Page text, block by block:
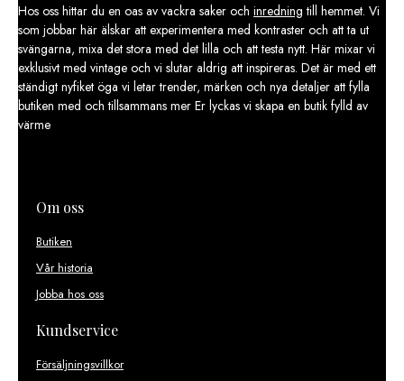
Hos oss hittar du en oas av vackra saker och inredning till hemmet. Vi
som jobbar här älskar att experimentera med kontraster och att ta ut
svängarna, mixa det stora med det lilla och att testa nytt. Här mixar vi
exklusivt med vintage och vi slutar aldrig att inspireras. Det är med ett
ständigt nyfiket öga vi letar trender, märken och nya detaljer att fylla
butiken med och tillsammans mer Er lyckas vi skapa en butik fylld av
värme
Om oss
Butiken
Vår historia
Jobba hos oss
Kundservice
Försäljningsvillkor